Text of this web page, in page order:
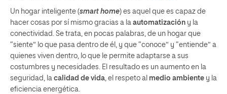
Un hogar inteligente (smart home) es aquel que es capaz de
hacer cosas por sí mismo gracias a la automatización y la
conectividad. Se trata, en pocas palabras, de un hogar que
“siente” lo que pasa dentro de él, y que “conoce” y “entiende” a
quienes viven dentro, lo que le permite adaptarse a sus
costumbres y necesidades. El resultado es un aumento en la
seguridad, la calidad de vida, el respeto al medio ambiente y la
eficiencia energética.